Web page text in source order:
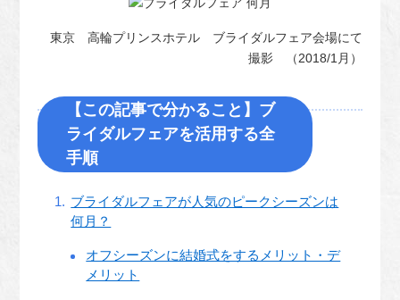
東京 高輪プリンスホテル ブライダルフェア会場にて
撮影 （2018/1月）
【この記事で分かること】ブ
ライダルフェアを活用する全
手順
ブライダルフェアが人気のピークシーズンは
何月？
オフシーズンに結婚式をするメリット・デ
メリット